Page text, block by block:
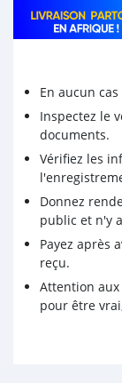
En aucun
Inspectez le
documents.
Vérifiez les
Donnez
public et n'y
Payez après
reçu.
Attention aux
pour être